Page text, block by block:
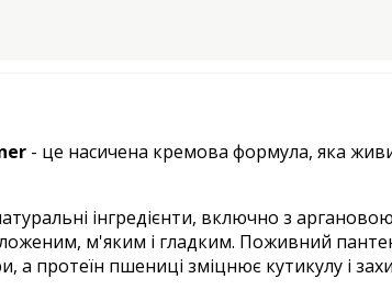
- це насичена кремова формула, яка
інгредієнти, включно з
м'яким і гладким. Поживний
а протеїн пшениці зміцнює кутикулу і